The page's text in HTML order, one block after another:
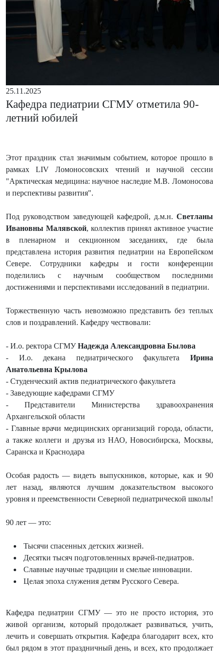
25.11.2025
Кафедра педиатрии СГМУ отметила 90-
летний юбилей
Этот праздник стал значимым событием, которое прошло в
рамках LIV Ломоносовских чтений и научной сессии
"Арктическая медицина: научное наследие М.В. Ломоносова
и перспективы развития".
Под руководством заведующей кафедрой, д.м.н. Светланы
Ивановны Малявской, коллектив принял активное участие
в пленарном и секционном заседаниях, где была
представлена история развития педиатрии на Европейском
Севере. Сотрудники кафедры и гости конференции
поделились с научным сообществом последними
достижениями и перспективами исследований в педиатрии.
Торжественную часть невозможно представить без теплых
слов и поздравлений. Кафедру чествовали:
- И.о. ректора СГМУНадежда Александровна Былова
- И.о. декана педиатрического факультета Ирина
Анатольевна Крылова
- Студенческий актив педиатрического факультета
- Заведующие кафедрами СГМУ
- Представители Министерства здравоохранения
Архангельской области
- Главные врачи медицинских организаций города, области,
а также коллеги и друзья из НАО, Новосибирска, Москвы,
Саранска и Краснодара
Особая радость — видеть выпускников, которые, как и 90
лет назад, являются лучшим доказательством высокого
уровня и преемственности Северной педиатрической школы!
90 лет — это:
Тысячи спасенных детских жизней.
Десятки тысяч подготовленных врачей-педиатров.
Славные научные традиции и смелые инновации.
Целая эпоха служения детям Русского Севера.
Кафедра педиатрии СГМУ — это не просто история, это
живой организм, который продолжает развиваться, учить,
лечить и совершать открытия. Кафедра благодарит всех, кто
был рядом в этот праздничный день, и всех, кто продолжает